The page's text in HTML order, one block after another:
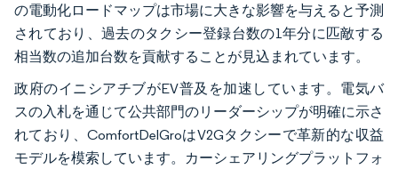
の電動化ロードマップは市場に大きな影響を与えると予測
されており、過去のタクシー登録台数の1年分に匹敵する
相当数の追加台数を貢献することが見込まれています。
政府のイニシアチブがEV普及を加速しています。電気バ
スの入札を通じて公共部門のリーダーシップが明確に示さ
れており、ComfortDelGroはV2Gタクシーで革新的な収益
モデルを模索しています。カーシェアリングプラットフォ